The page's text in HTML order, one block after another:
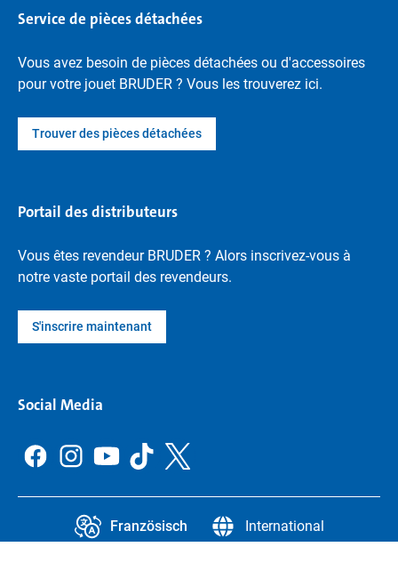
Service de pièces détachées
Vous avez besoin de pièces détachées ou d'accessoires
pour votre jouet BRUDER ? Vous les trouverez ici.
Trouver des pièces détachées
Portail des distributeurs
Vous êtes revendeur BRUDER ? Alors inscrivez-vous à
notre vaste portail des revendeurs.
S'inscrire maintenant
Social Media
Französisch International